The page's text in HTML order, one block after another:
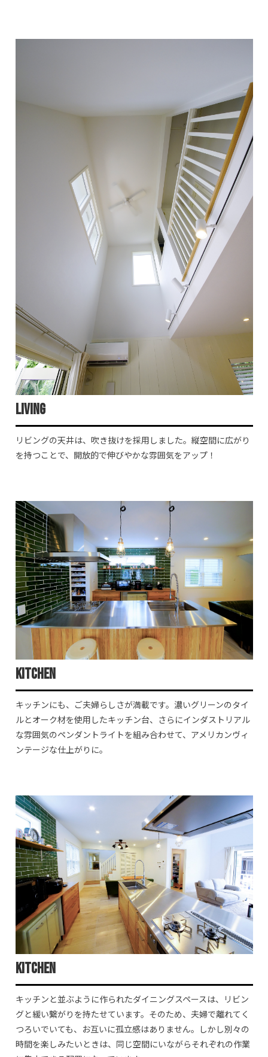
Living
リビングの天井は、吹き抜けを採用しました。縦空間に広がり
を持つことで、開放的で伸びやかな雰囲気をアップ！
kitchen
キッチンにも、ご夫婦らしさが満載です。濃いグリーンのタイ
ルとオーク材を使用したキッチン台、さらにインダストリアル
な雰囲気のペンダントライトを組み合わせて、アメリカンヴィ
ンテージな仕上がりに。
kitchen
キッチンと並ぶように作られたダイニングスペースは、リビン
グと緩い繋がりを持たせています。そのため、夫婦で離れてく
つろいでいても、お互いに孤立感はありません。しかし別々の
時間を楽しみたいときは、同じ空間にいながらそれぞれの作業